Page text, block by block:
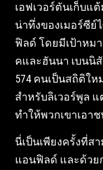
เอฟเวอร์ตันเก็บ
น่าทึ่งของเมอร์ซีย์
ฟิลด์ โดยมีเป้าหม
คและฮันนา เบนนิ
574 คนเป็นสถิติใ
สำหรับลิเวอร์พูล
ทำให้พวกเขาเอา
นี่เป็นเพียงครั้งที่ส
แอนฟิลด์ และด้วย